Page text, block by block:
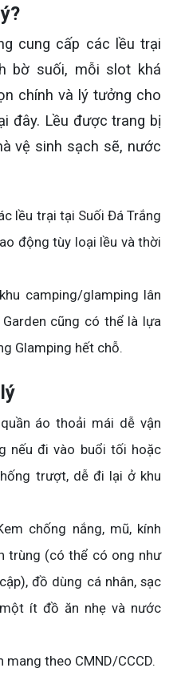
cung cấp các lều trại
bờ suối, mỗi slot khá
chính và lý tưởng cho
đây. Lều được trang bị
vệ sinh sạch sẽ, nước
lều trại tại Suối Đá Trắng
động tùy loại lều và thời
camping/glamping lân
cũng có thể là lựa
Glamping hết chỗ.
áo thoải mái dễ vận
nếu đi vào buổi tối hoặc
trượt, dễ đi lại ở khu
chống nắng, mũ, kính
trùng (có thể có ong như
đồ dùng cá nhân, sạc
ít đồ ăn nhẹ và nước
mang theo CMND/CCCD.